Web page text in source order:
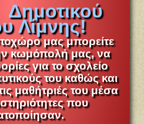
Δημοτικού
Λίμνης!
μας μπορείτε
κωμόπολή μας, να
για το σχολείο
του καθώς και
μαθήτριές του μέσα
που